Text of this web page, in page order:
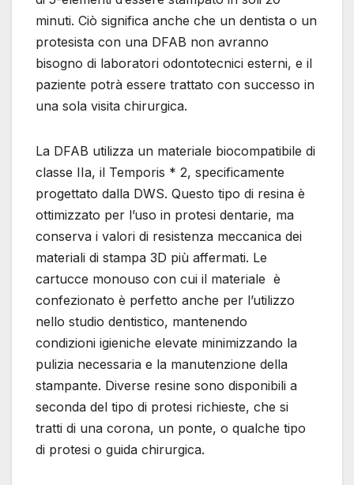
minuti. Ciò significa anche che un dentista o un
protesista con una DFAB non avranno
bisogno di laboratori odontotecnici esterni, e il
paziente potrà essere trattato con successo in
una sola visita chirurgica.
La DFAB utilizza un materiale biocompatibile di
classe IIa, il Temporis * 2, specificamente
progettato dalla DWS. Questo tipo di resina è
ottimizzato per l’uso in protesi dentarie, ma
conserva i valori di resistenza meccanica dei
materiali di stampa 3D più affermati. Le
cartucce monouso con cui il materiale è
confezionato è perfetto anche per l’utilizzo
nello studio dentistico, mantenendo
condizioni igieniche elevate minimizzando la
pulizia necessaria e la manutenzione della
stampante. Diverse resine sono disponibili a
seconda del tipo di protesi richieste, che si
tratti di una corona, un ponte, o qualche tipo
di protesi o guida chirurgica.